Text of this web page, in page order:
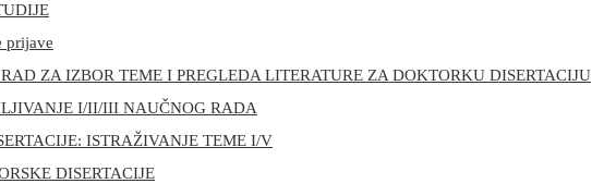
prijave
ZA IZBOR TEME I PREGLEDA LITERATURE ZA DOKTORKU DISERTACIJU
I/II/III NAUČNOG RADA
ISTRAŽIVANJE TEME I/V
DISERTACIJE